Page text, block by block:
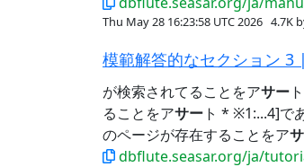
Thu May 28 16:23:58 UTC 2026 4.7K
模範解答的なセクション
が検索されてることをアサー
ることをアサー ト * ※1:...4]で
のページが存在することをア
dbflute.seasar.org/ja/